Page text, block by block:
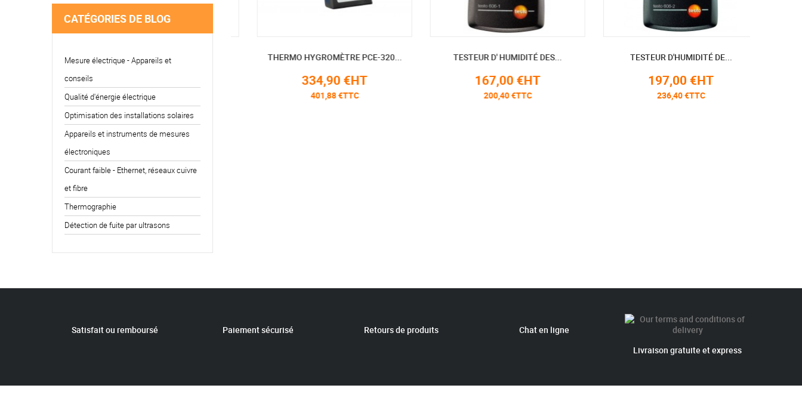
CATÉGORIES DE BLOG
Mesure électrique - Appareils et
conseils
Qualité d'énergie électrique
Optimisation des installations solaires
Appareils et instruments de mesures
électroniques
Courant faible - Ethernet, réseaux cuivre
et fibre
Thermographie
Détection de fuite par ultrasons
IM321 - THERMO... THERMO HYGROMÈTRE PCE-320...
334,90 €HT
401,88 €TTC
TESTEUR D' HUMIDITÉ DES...
167,00 €HT
200,40 €TTC
TESTEUR D'HUMIDITÉ DE...
197,00 €HT
236,40 €TTC
Satisfait ou remboursé Paiement sécurisé Retours de produits
Chat en ligne
Livraison gratuite et express